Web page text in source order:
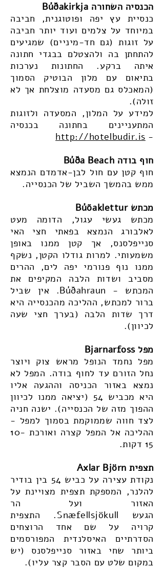
הכנסיה השחורה Búðakirkja
כנסיית עץ יפה ופוטוגנית, חביבה
במיוחד על צלמים ועוד יותר חביבה
על זוגות (גם חד-מיניים) שמגיעים
להתחתן בה ולהצטלם בבגדי חתונה
איתה ברקע. החתונות נערכות
בתיאום עם מלון הבוטיק הסמוך
(המאכלס גם מסעדה מוצלחת אך לא
זולה).
למידע על המלון, המסעדה ולזוגות
המתעניינים בחתונה בכנסיה
-
http://hotelbudir.is
חוף בודה Búða Beach
חוף קטן עם חול לבן-אדמדם הנמצא
ממש בהמשך השביל של הכנסייה.
מכתש Búõaklettur
מכתש געשי עגול, הדומה מעט
לאלבורג הנמצא בפאתי חצי האי
סנייפלסנס, אך קטן ממנו באופן
משמעותי. למרות גודלו הקטן, נשקף
ממנו נוף פנורמי יפה לים, ההרים
מסביב ושדות הלבה המקיפים את
המכתש - Búðahraun. אין שביל
ברור למכתש, ההליכה מהכנסייה היא
דרך שדות הלבה (בערך חצי שעה
לכיוון).
מפל Bjarnarfoss
מפל נחמד הנופל מראש צוק ויוצר
נחל הזורם עד לחוף בודה. המפל לא
נמצא באזור הכניסה וההגעה אליו
היא מכביש 54 (יציאה ממנו לכיוון
ההפוך מזה של הכנסייה). ישנה חניה
לצד חווה שממוקמת בסמוך למפל -
ההליכה אל המפל קצרה ואורכת 10-
15 דקות.
תצפית Axlar Björn
נקודת עצירה על כביש 54 בין בודיר
להלנר, המספקת תצפית מצויינת על
האזור ועל הר
הגעש Snæfellsjökull. התצפית
קרויה על שם אחד הרוצחים
הסדרתיים האיסלנדית המפורסמים
ביותר שחי באזור סנייפלסנס (יש
במקום שלט עם הסבר קצר עליו).